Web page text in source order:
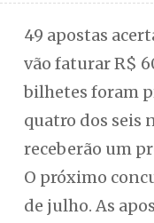
49 apostas
vão faturar R$
bilhetes foram
quatro dos seis
receberão um
O próximo
de julho. As